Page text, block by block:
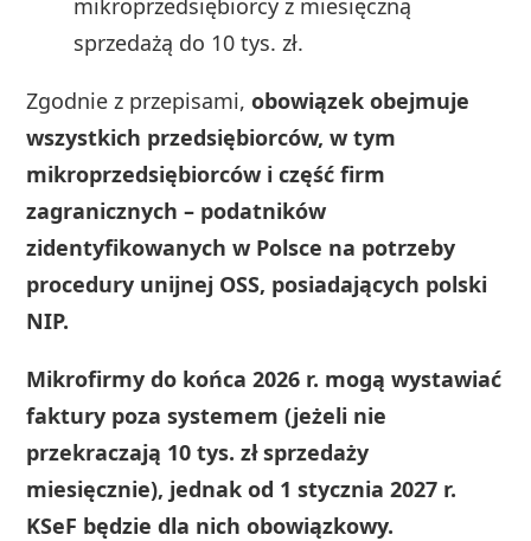
sprzedażą do 10 tys. zł.
Zgodnie z przepisami,obowiązek obejmuje
wszystkich przedsiębiorców, w tym
mikroprzedsiębiorców i część firm
zagranicznych – podatników
zidentyfikowanych w Polsce na potrzeby
procedury unijnej OSS, posiadających polski
NIP.
Mikrofirmy do końca 2026 r. mogą wystawiać
faktury poza systemem (jeżeli nie
przekraczają 10 tys. zł sprzedaży
miesięcznie), jednak od 1 stycznia 2027 r.
KSeF będzie dla nich obowiązkowy.